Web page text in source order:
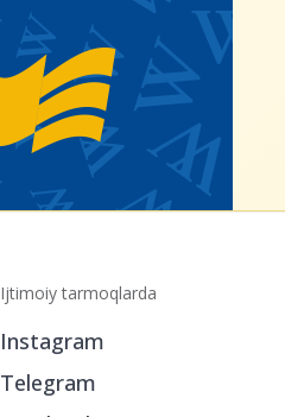
Ijtimoiy tarmoqlarda
Instagram
Telegram